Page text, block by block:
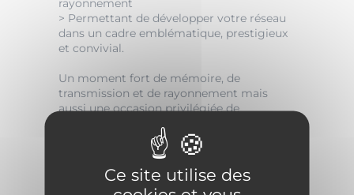
rayonnement
> Permettant de développer votre réseau
dans un cadre emblématique, prestigieux
et convivial.
Un moment fort de mémoire, de
transmission et de rayonnement mais
aussi une occasion privilégiée de
Une soirée enrichie par une exposition
d'artistes, alliant culture, innovation,
patrimoine et économie.
Ce site utilise des